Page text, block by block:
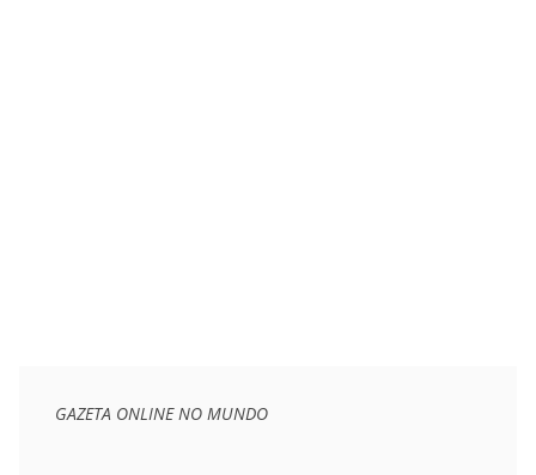
GAZETA ONLINE NO MUNDO